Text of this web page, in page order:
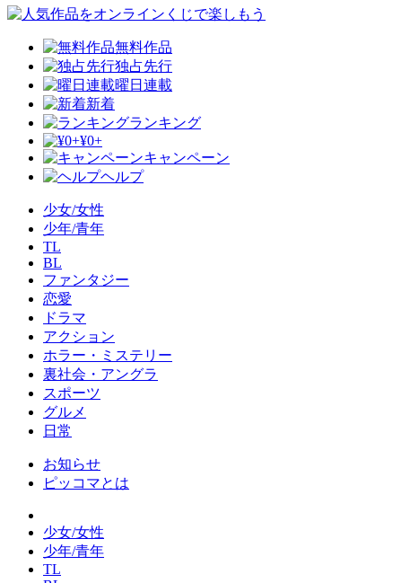
無料作品
独占先行
曜日連載
新着
ランキング
¥0+
キャンペーン
ヘルプ
少女/女性
少年/青年
TL
BL
ファンタジー
恋愛
ドラマ
アクション
ホラー・ミステリー
裏社会・アングラ
スポーツ
グルメ
日常
お知らせ
ピッコマとは
少女/女性
少年/青年
TL